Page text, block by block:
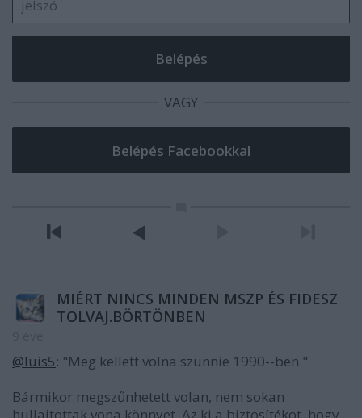
VAGY
MIÉRT NINCS MINDEN MSZP ÉS FIDESZ
TOLVAJ.BÖRTÖNBEN
@luis5: "Meg kellett volna szunnie 1990--ben."
Bármikor megszűnhetett volan, nem sokan